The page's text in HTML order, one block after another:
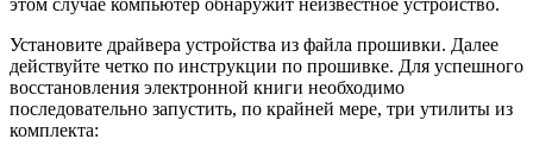
Установите драйвера устройства из файла прошивки. Далее
действуйте четко по инструкции по прошивке. Для успешного
восстановления электронной книги необходимо
последовательно запустить, по крайней мере, три утилиты из
комплекта: